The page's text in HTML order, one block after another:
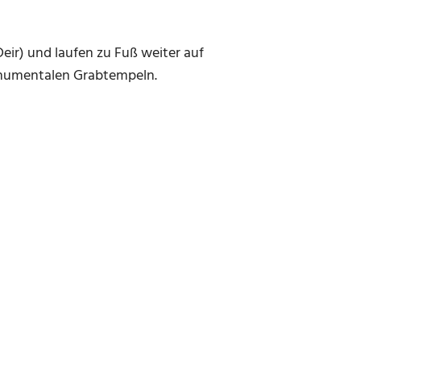
und laufen zu Fuß weiter auf
Grabtempeln.